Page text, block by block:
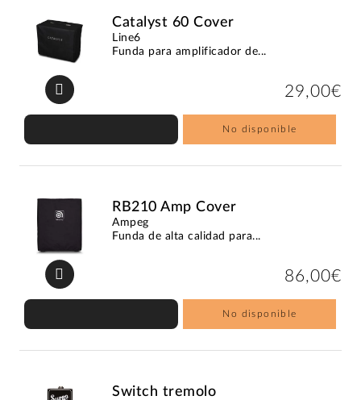
Catalyst 60 Cover
Line6
Funda para amplificador de...
29,00€
No disponible
RB210 Amp Cover
Ampeg
Funda de alta calidad para...
86,00€
No disponible
Switch tremolo